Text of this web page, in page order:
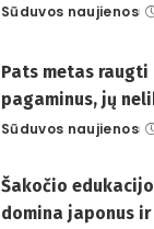
Posted
Sūduvos naujienos
Pats metas
pagaminus, jų
Posted
Sūduvos naujienos
Šakočio
domina japonus